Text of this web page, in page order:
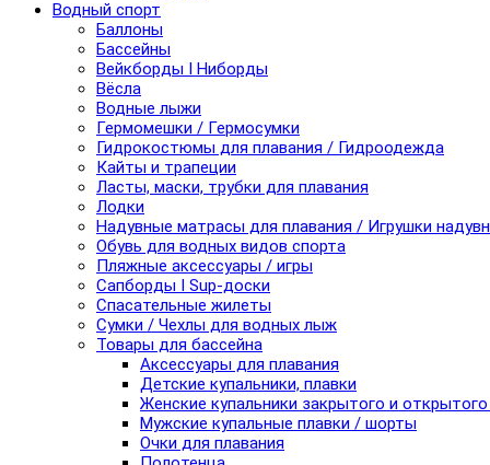
Водный спорт
Баллоны
Бассейны
Вейкборды I Ниборды
Вёсла
Водные лыжи
Гермомешки / Гермосумки
Гидрокостюмы для плавания / Гидроодежда
Кайты и трапеции
Ласты, маски, трубки для плавания
Лодки
Надувные матрасы для плавания / Игрушки
Обувь для водных видов спорта
Пляжные аксессуары / игры
Сапборды I Sup-доски
Спасательные жилеты
Сумки / Чехлы для водных лыж
Товары для бассейна
Аксессуары для плавания
Детские купальники, плавки
Женские купальники закрытого и
Мужские купальные плавки / шорты
Очки для плавания